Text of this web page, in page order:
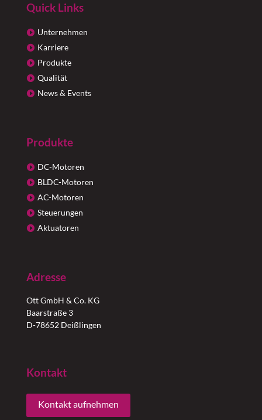
Quick Links
Unternehmen
Karriere
Produkte
Qualität
News & Events
Produkte
DC-Motoren
BLDC-Motoren
AC-Motoren
Steuerungen
Aktuatoren
Adresse
Ott GmbH & Co. KG
Baarstraße 3
D-78652 Deißlingen
Kontakt
Kontakt aufnehmen